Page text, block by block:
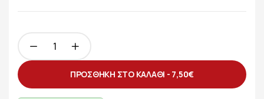
ΠΡΟΣΘΗΚΗ ΣΤΟ ΚΑΛΑΘΙ - 7,50€